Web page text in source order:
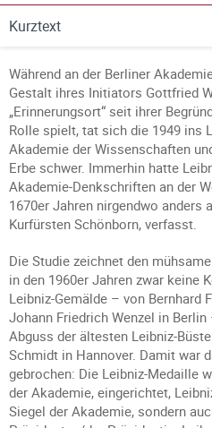
Kurztext
Während an der Berliner
Gestalt ihres Initiators Gottfried
„Erinnerungsort“ seit ihrer
Rolle spielt, tat sich die 1949 ins
Akademie der Wissenschaften
Erbe schwer. Immerhin hatte
Akademie-Denkschriften an der
1670er Jahren nirgendwo anders
Kurfürsten Schönborn, verfasst.
Die Studie zeichnet den
in den 1960er Jahren zwar keine
Leibniz-Gemälde – von Bernhard
Johann Friedrich Wenzel in
Abguss der ältesten Leibniz-
Schmidt in Hannover. Damit war
gebrochen: Die Leibniz-Medaille
der Akademie, eingerichtet,
Siegel der Akademie, sondern